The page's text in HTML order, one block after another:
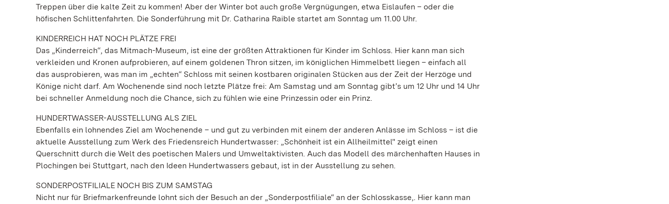
Treppen über die kalte Zeit zu kommen! Aber der Winter bot auch große Vergnügungen, etwa Eislaufen – oder die
höfischen Schlittenfahrten. Die Sonderführung mit Dr. Catharina Raible startet am Sonntag um 11.00 Uhr.
KINDERREICH HAT NOCH PLÄTZE FREI
Das „Kinderreich“, das Mitmach-Museum, ist eine der größten Attraktionen für Kinder im Schloss. Hier kann man sich
verkleiden und Kronen aufprobieren, auf einem goldenen Thron sitzen, im königlichen Himmelbett liegen – einfach all
das ausprobieren, was man im „echten“ Schloss mit seinen kostbaren originalen Stücken aus der Zeit der Herzöge und
Könige nicht darf. Am Wochenende sind noch letzte Plätze frei: Am Samstag und am Sonntag gibt’s um 12 Uhr und 14 Uhr
bei schneller Anmeldung noch die Chance, sich zu fühlen wie eine Prinzessin oder ein Prinz.
HUNDERTWASSER-AUSSTELLUNG ALS ZIEL
Ebenfalls ein lohnendes Ziel am Wochenende – und gut zu verbinden mit einem der anderen Anlässe im Schloss – ist die
aktuelle Ausstellung zum Werk des Friedensreich Hundertwasser: „Schönheit ist ein Allheilmittel" zeigt einen
Querschnitt durch die Welt des poetischen Malers und Umweltaktivisten. Auch das Modell des märchenhaften Hauses in
Plochingen bei Stuttgart, nach den Ideen Hundertwassers gebaut, ist in der Ausstellung zu sehen.
SONDERPOSTFILIALE NOCH BIS ZUM SAMSTAG
Nicht nur für Briefmarkenfreunde lohnt sich der Besuch an der „Sonderpostfiliale“ an der Schlosskasse,. Hier kann man